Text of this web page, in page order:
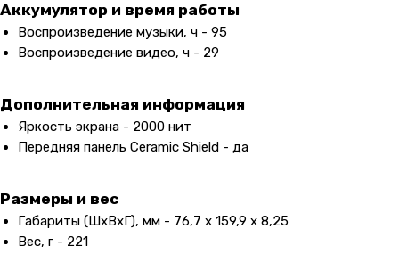
Аккумулятор и время работы
Воспроизведение музыки, ч - 95
Воспроизведение видео, ч - 29
Дополнительная информация
Яркость экрана - 2000 нит
Передняя панель Ceramic Shield - да
Размеры и вес
Габариты (ШxВxГ), мм - 76,7 x 159,9 x 8,25
Вес, г - 221
ИП Соловьев Е. В. ИНН 027320312011